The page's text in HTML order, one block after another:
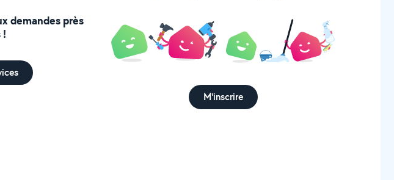
demandes près
!
M'inscrire